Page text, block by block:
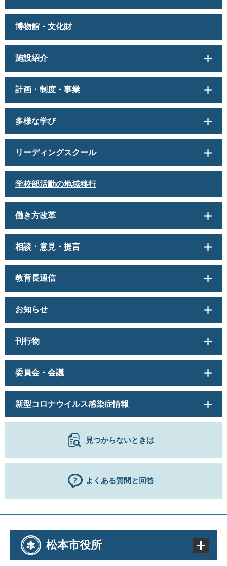
博物館・文化財
施設紹介
計画・制度・事業
多様な学び
リーディングスクール
学校部活動の地域移行
働き方改革
相談・意見・提言
教育長通信
お知らせ
刊行物
委員会・会議
新型コロナウイルス感染症情報
見つからないときは
よくある質問と回答
松本市役所